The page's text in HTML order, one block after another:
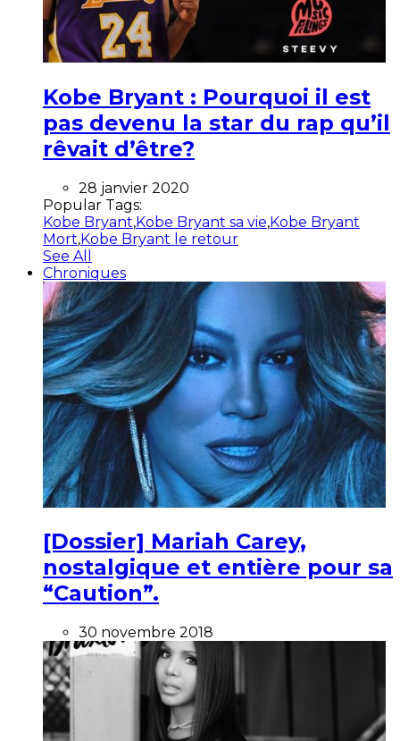
Kobe Bryant : Pourquoi il est
pas devenu la star du rap qu’il
rêvait d’être?
28 janvier 2020
Popular Tags:
Kobe Bryant,Kobe Bryant sa vie,Kobe Bryant
Mort,Kobe Bryant le retour
See All
Chroniques
[Dossier] Mariah Carey,
nostalgique et entière pour sa
“Caution”.
30 novembre 2018